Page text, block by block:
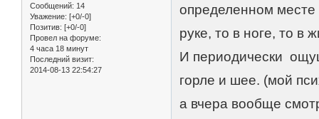
Сообщений: 14
Уважение: [+0/-0]
Позитив: [+0/-0]
Провел на форуме:
4 часа 18 минут
Последний визит:
2014-08-13 22:54:27
определенном месте
руке, то в ноге, то в
И периодически
горле и шее. (мой
а вчера вообще